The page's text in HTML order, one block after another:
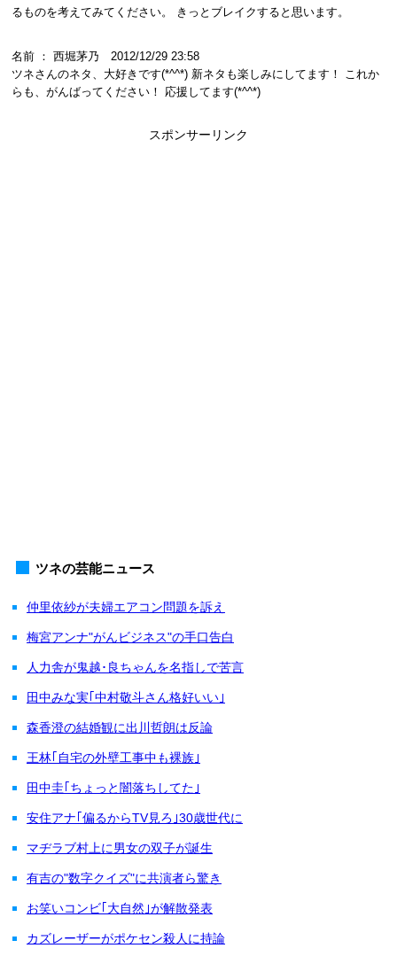
るものを考えてみてください。 きっとブレイクすると思います。
名前 ： 西堀茅乃 2012/12/29 23:58
ツネさんのネタ、大好きです(*^^*) 新ネタも楽しみにしてます！ これか
らも、がんばってください！ 応援してます(*^^*)
スポンサーリンク
ツネの芸能ニュース
仲里依紗が夫婦エアコン問題を訴え
梅宮アンナ"がんビジネス"の手口告白
人力舎が鬼越･良ちゃんを名指しで苦言
田中みな実｢中村敬斗さん格好いい｣
森香澄の結婚観に出川哲朗は反論
王林｢自宅の外壁工事中も裸族｣
田中圭｢ちょっと闇落ちしてた｣
安住アナ｢偏るからTV見ろ｣30歳世代に
マヂラブ村上に男女の双子が誕生
有吉の"数字クイズ"に共演者ら驚き
お笑いコンビ｢大自然｣が解散発表
カズレーザーがポケセン殺人に持論